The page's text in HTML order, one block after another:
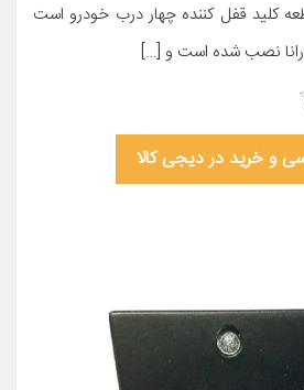
کلید قفل کننده چهار درب خودرو است
رانا نصب شده است و […]
و خرید در دیجی کالا